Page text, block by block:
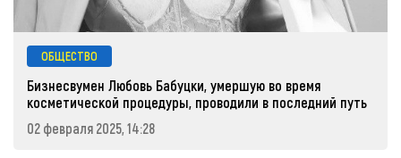
ОБЩЕСТВО
Бизнесвумен Любовь Бабуцки, умершую во время
косметической процедуры, проводили в последний путь
02 февраля 2025, 14:28